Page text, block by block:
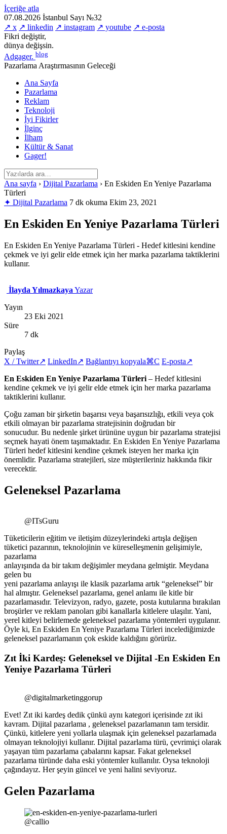
İçeriğe atla
07.08.2026 İstanbul Sayı №32
↗ x ↗ linkedin ↗ instagram ↗ youtube ↗ e-posta
Fikri değiştir,
dünya değişsin.
Adgager. blog
Pazarlama Araştırmasının Geleceği
Ana Sayfa
Pazarlama
Reklam
Teknoloji
İyi Fikirler
İlginç
İlham
Kültür & Sanat
Gager!
Ana sayfa › Dijital Pazarlama › En Eskiden En Yeniye Pazarlama
Türleri
✦ Dijital Pazarlama 7 dk okuma Ekim 23, 2021
En Eskiden En Yeniye Pazarlama Türleri
En Eskiden En Yeniye Pazarlama Türleri - Hedef kitlesini kendine
çekmek ve iyi gelir elde etmek için her marka pazarlama taktiklerini
kullanır.
İlayda Yılmazkaya Yazar
Yayın
23 Eki 2021
Süre
7 dk
Paylaş
X / Twitter↗ LinkedIn↗ Bağlantıyı kopyala⌘C E-posta↗
En Eskiden En Yeniye Pazarlama Türleri – Hedef kitlesini
kendine çekmek ve iyi gelir elde etmek için her marka pazarlama
taktiklerini kullanır.
Çoğu zaman bir şirketin başarısı veya başarısızlığı, etkili veya çok
etkili olmayan bir pazarlama stratejisinin doğrudan bir
sonucudur. Bu nedenle şirket ürününe uygun bir pazarlama stratejisi
seçmek hayati önem taşımaktadır. En Eskiden En Yeniye Pazarlama
Türleri hedef kitlesini kendine çekmek isteyen her marka için
önemlidir. Pazarlama stratejileri, size müşterileriniz hakkında fikir
verecektir.
Geleneksel Pazarlama
@ITsGuru
Tüketicilerin eğitim ve iletişim düzeylerindeki artışla değişen
tüketici pazarının, teknolojinin ve küreselleşmenin gelişimiyle,
pazarlama
anlayışında da bir takım değişimler meydana gelmiştir. Meydana
gelen bu
yeni pazarlama anlayışı ile klasik pazarlama artık “geleneksel” bir
hal almıştır. Geleneksel pazarlama, genel anlamı ile kitle bir
pazarlamasıdır. Televizyon, radyo, gazete, posta kutularına bırakılan
broşürler ve reklam panoları gibi kanallarla kitlelere ulaşılır. Yani,
yerel kitleyi belirlemede geleneksel pazarlama yöntemleri uygulanır.
Öyle ki, En Eskiden En Yeniye Pazarlama Türleri incelediğimizde
geleneksel pazarlamanın çok eskide kaldığını görürüz.
Zıt İki Kardeş: Geleneksel ve Dijital -En Eskiden En
Yeniye Pazarlama Türleri
@digitalmarketinggorup
Evet! Zıt iki kardeş dedik çünkü aynı kategori içerisinde zıt iki
kavram. Dijital pazarlama , geleneksel pazarlamanın tam tersidir.
Çünkü, kitlelere yeni yollarla ulaşmak için geleneksel pazarlamada
olmayan teknolojiyi kullanır. Dijital pazarlama türü, çevrimiçi olarak
yaşayan tüm pazarlama çabalarını kapsar. Fakat geleneksel
pazarlama türünde daha eski yöntemler kullanılır. Oysa teknoloji
çağındayız. Her şeyin güncel ve yeni halini seviyoruz.
Gelen Pazarlama
@callio